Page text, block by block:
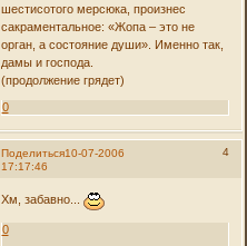
шестисотого мерсюка, произнес
сакраментальное: «Жопа – это не
орган, а состояние души». Именно так,
дамы и господа.
(продолжение грядет)
0
Поделиться 4
10-07-2006
17:17:46
Хм, забавно...
0